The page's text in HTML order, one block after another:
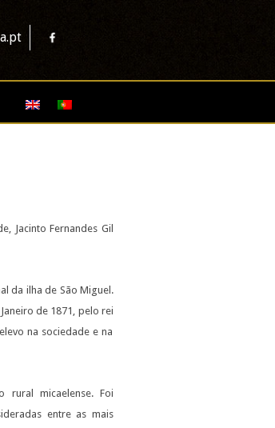
Jacinto Fernandes Gil
da ilha de São Miguel.
de 1871, pelo rei
na sociedade e na
rural micaelense. Foi
entre as mais